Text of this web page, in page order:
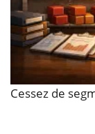
Cessez de